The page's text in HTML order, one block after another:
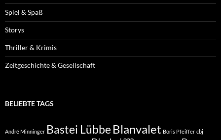
Spiel & Spaß
Storys
Thriller & Krimis
Zeitgeschichte & Gesellschaft
BELIEBTE TAGS
André Minninger Bastei Lübbe Blanvalet Boris Pfeiffer cbj